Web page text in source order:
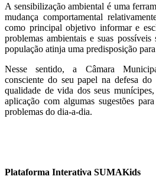
A sensibilização ambiental é uma
mudança comportamental
como principal objetivo informar e
problemas ambientais e suas
população atinja uma predisposição
Nesse sentido, a Câmara
consciente do seu papel na defesa
qualidade de vida dos seus
aplicação com algumas sugestões
problemas do dia-a-dia.
Plataforma Interativa SUMAKids